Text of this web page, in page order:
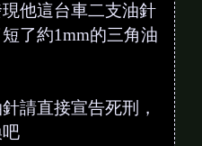
他這台車二支油針
了約1mm的三角油
請直接宣告死刑，